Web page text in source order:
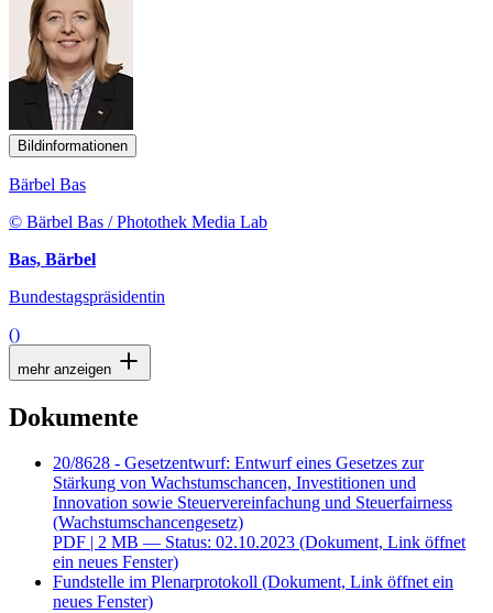
Bildinformationen
Bärbel Bas
© Bärbel Bas / Photothek Media Lab
Bas, Bärbel
Bundestagspräsidentin
()
mehr anzeigen
Dokumente
20/8628 - Gesetzentwurf: Entwurf eines Gesetzes zur
Stärkung von Wachstumschancen, Investitionen und
Innovation sowie Steuervereinfachung und Steuerfairness
(Wachstumschancengesetz)
PDF | 2 MB — Status: 02.10.2023 (Dokument, Link öffnet
ein neues Fenster)
Fundstelle im Plenarprotokoll (Dokument, Link öffnet ein
neues Fenster)